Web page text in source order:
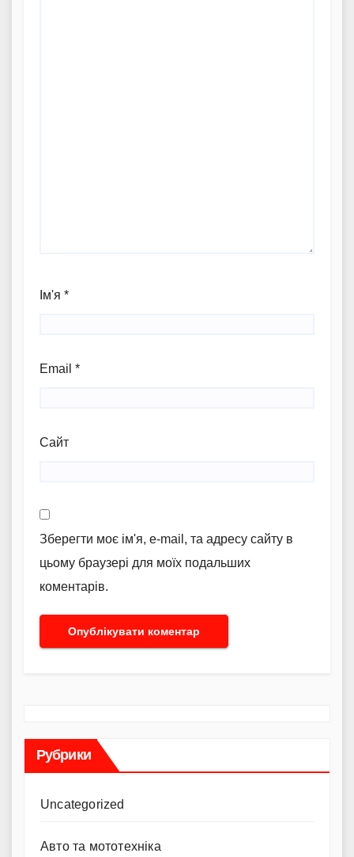
Ім'я *
Email *
Сайт
Зберегти моє ім'я, e-mail, та адресу сайту в
цьому браузері для моїх подальших
коментарів.
Рубрики
Uncategorized
Авто та мототехніка